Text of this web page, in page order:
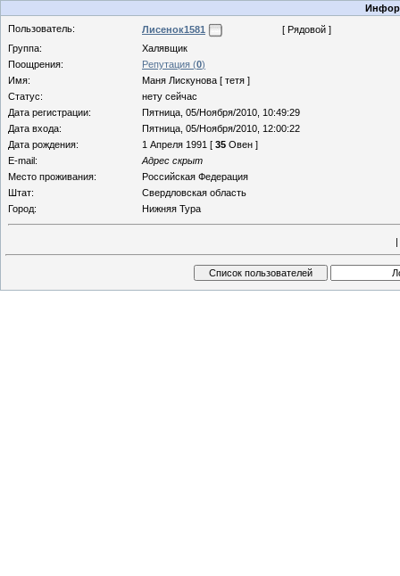
Пользователь:
Лисенок1581
[ Рядовой ]
Группа:
Халявщик
Поощрения:
Репутация (0)
Имя:
Маня Лискунова [ тетя ]
Статус:
нету сейчас
Дата регистрации:
Пятница, 05/Ноября/2010, 10:49:29
Дата входа:
Пятница, 05/Ноября/2010, 12:00:22
Дата рождения:
1 Апреля 1991 [ 35 Овен ]
E-mail:
Адрес скрыт
Место проживания:
Российская Федерация
Штат:
Свердловская область
Город:
Нижняя Тура
|